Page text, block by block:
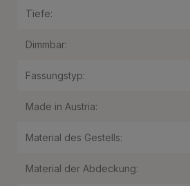
Tiefe:
Dimmbar:
Fassungstyp:
Made in Austria:
Material des Gestells:
Material der Abdeckung: